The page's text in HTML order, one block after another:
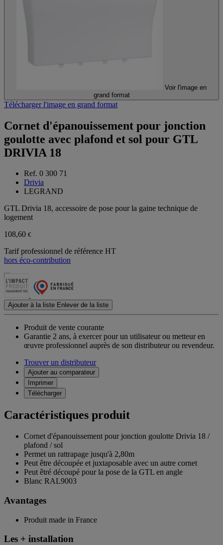
Voir l'image en
grand format
Télécharger l'image en grand format
Cornet d'épanouissement pour jonction
goulotte avec plafond et sol pour GTL
DRIVIA 18
Ref. 0 300 71
Drivia
LEGRAND
GTL Drivia 18, accessoire de pose pour la gaine technique de
logement
108,60 €
Tarif professionnel de référence HT
hors éco-contribution
Ajouter à la liste Enlever de la liste
Produit de vente courante
Garantie 2 ans, à exercer pour un utilisateur ou metteur en
œuvre professionnel auprès de son distributeur ou revendeur.
Trouver un distributeur
Ajouter au comparateur
Imprimer
Télécharger
Caractéristiques produit
Cornet d'épanouissement pour jonction goulotte Drivia 18 /
plafond / sol
Permet un rattrapage jusqu'à 2,80m
Peut être découpée et juxtaposable avec un autre cornet
Peut êtré découpé pour la pose de la GTL en angle
Blanc RAL9003
Avantages
Produit made in France
Les + installation